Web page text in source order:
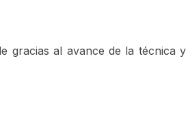
gracias al avance de la técnica